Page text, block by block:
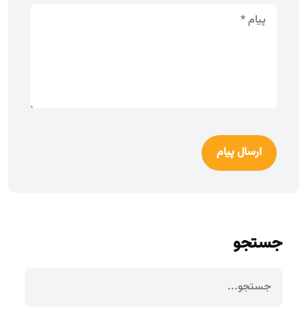
ارسال پیام
جستجو